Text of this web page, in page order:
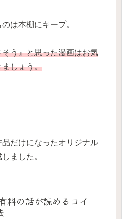
は本棚にキープ。
う』と思った漫画はお気
ましょう。
だけになったオリジナル
ました。
料の話が読めるコイ